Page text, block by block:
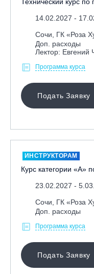
Республика
«Абзаково»
Самара, ГЛК «СОК»
Санкт-Петербург,
Санкт-Петербург,
Сочи, ГК «Роза
Узбекистан, ГКЛЦ
Уфа,СШОР ПО
Челябинская обл.,
Чусовой, ГК
Южно-Сахалинск,
14.02.2027 -
Сочи, ГК «Роза
Доп. расходы
Лектор: Евгений
Программа курса
Подать Заявку
ИНСТРУКТОРАМ
Курс категории «А»
23.02.2027 -
Сочи, ГК «Роза
Доп. расходы
Программа курса
Подать Заявку